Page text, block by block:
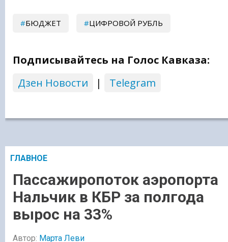
БЮДЖЕТ ЦИФРОВОЙ РУБЛЬ
Подписывайтесь на Голос Кавказа:
Дзен Новости
| Telegram
ГЛАВНОЕ
Пассажиропоток аэропорта
Нальчик в КБР за полгода
вырос на 33%
Автор: Марта Леви